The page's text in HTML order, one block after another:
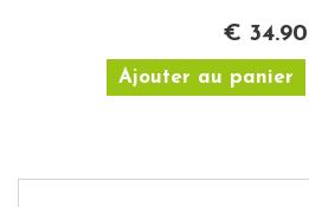
€ 34.90
Ajouter au panier